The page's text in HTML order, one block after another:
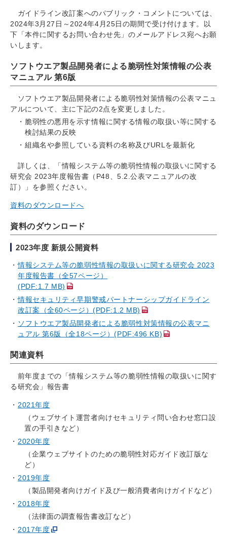
ガイドライン改訂案へのパブリック・コメントについては、
2024年3月27日～2024年4月25日の期間で受け付けます。以
下「本件に関するお問い合わせ先」のメールアドレス宛へお願
いします。
ソフトウエア製品開発者による脆弱性対策情報の公表
マニュアル 第6版
ソフトウエア製品開発者による脆弱性対策情報の公表マニュ
アルについて、主に下記の2点を変更しました。
脆弱性の悪用を示す情報に関する情報の取扱い等に関する
検討結果の反映
組織名や参照している資料の名称及びURLを最新化
詳しくは、「情報システム等の脆弱性情報の取扱いに関する
研究会 2023年度報告書（P48、5.2.公表マニュアルの改
訂）」を参照ください。
資料のダウンロードへ
資料のダウンロード
2023年度 新規公開資料
情報システム等の脆弱性情報の取扱いに関する研究会 2023
年度報告書（全57ページ）
(PDF:1.7 MB)
情報セキュリティ早期警戒パートナーシップガイドライン
改訂案（全60ページ）(PDF:1.2 MB)
ソフトウエア製品開発者による脆弱性対策情報の公表マニ
ュアル 第6版（全18ページ）(PDF:496 KB)
関連資料
前年度までの「情報システム等の脆弱性情報の取扱いに関す
る研究会」報告書
2021年度
（ウェブサイト運営者向けセキュリティ問い合わせ窓口設
置の手引きなど）
2020年度
（企業ウェブサイトのための脆弱性対応ガイド改訂版な
ど）
2019年度
（製品開発者向けガイド及び一般消費者向けガイドなど）
2018年度
（法律面の調査報告書改訂など）
2017年度